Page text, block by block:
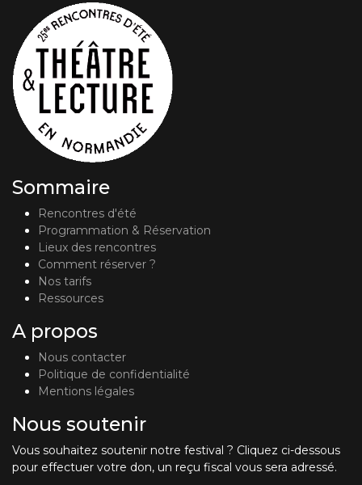
Sommaire
Rencontres d'été
Programmation & Réservation
Lieux des rencontres
Comment réserver ?
Nos tarifs
Ressources
A propos
Nous contacter
Politique de confidentialité
Mentions légales
Nous soutenir
Vous souhaitez soutenir notre festival ? Cliquez ci-dessous
pour effectuer votre don, un reçu fiscal vous sera adressé.